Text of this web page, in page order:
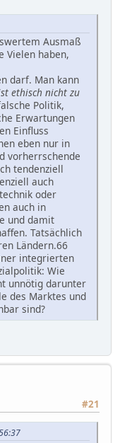
Ausmaß
Vielen haben,
darf. Man kann
ethisch nicht zu
Politik,
Erwartungen
Einfluss
eben nur in
vorherrschende
tendenziell
auch
oder
auch in
und damit
Tatsächlich
Ländern.66
integrierten
Wie
unnötig darunter
des Marktes und
sind?
#21